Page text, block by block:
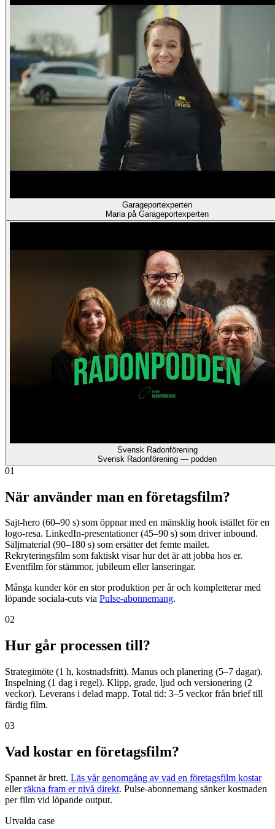
Garageportexperten
Maria på Garageportexperten
Svensk Radonförening
Svensk Radonförening — podden
01
När använder man en företagsfilm?
Sajt-hero (60–90 s) som öppnar med en mänsklig hook istället för en
logo-resa. LinkedIn-presentationer (45–90 s) som driver inbound.
Säljmaterial (90–180 s) som ersätter det femte mailet.
Rekryteringsfilm som faktiskt visar hur det är att jobba hos er.
Eventfilm för stämmor, jubileum eller lanseringar.
Många kunder kör en stor produktion per år och kompletterar med
löpande sociala-cuts via Pulse-abonnemang.
02
Hur går processen till?
Strategimöte (1 h, kostnadsfritt). Manus och planering (5–7 dagar).
Inspelning (1 dag i regel). Klipp, grade, ljud och versionering (2
veckor). Leverans i delad mapp. Total tid: 3–5 veckor från brief till
färdig film.
03
Vad kostar en företagsfilm?
Spannet är brett. Läs vår genomgång av vad en företagsfilm kostar
ellerräkna fram er nivå direkt. Pulse-abonnemang sänker kostnaden
per film vid löpande output.
Utvalda case